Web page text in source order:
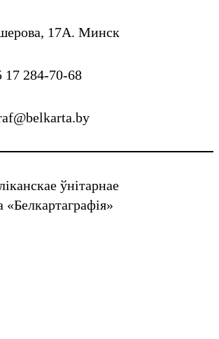
17А. Минск
17 284-70-68
ўнітарнае